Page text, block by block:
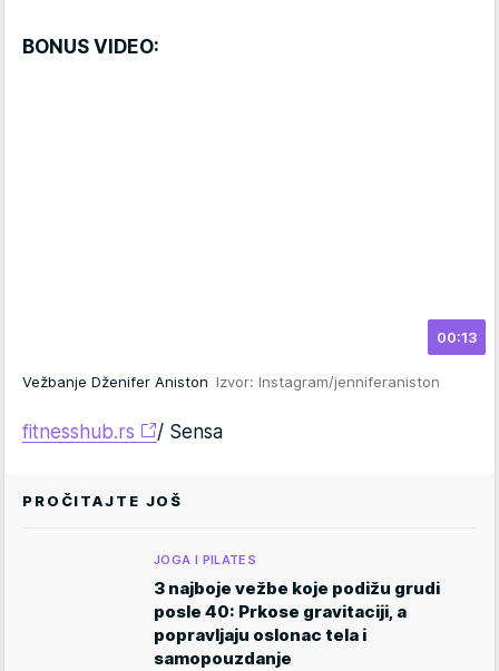
BONUS VIDEO:
00:13
Vežbanje Dženifer Aniston Izvor: Instagram/jenniferaniston
fitnesshub.rs / Sensa
PROČITAJTE JOŠ
JOGA I PILATES
3 najboje vežbe koje podižu grudi
posle 40: Prkose gravitaciji, a
popravljaju oslonac tela i
samopouzdanje